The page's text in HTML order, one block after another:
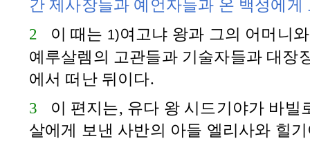
간 제사장들과 예언자들과 온 백성에게
2 이 때는 1)여고냐 왕과 그의 어머니
예루살렘의 고관들과 기술자들과 대장
에서 떠난 뒤이다.
3 이 편지는, 유다 왕 시드기야가 바빌
살에게 보낸 사반의 아들 엘리사와 힐